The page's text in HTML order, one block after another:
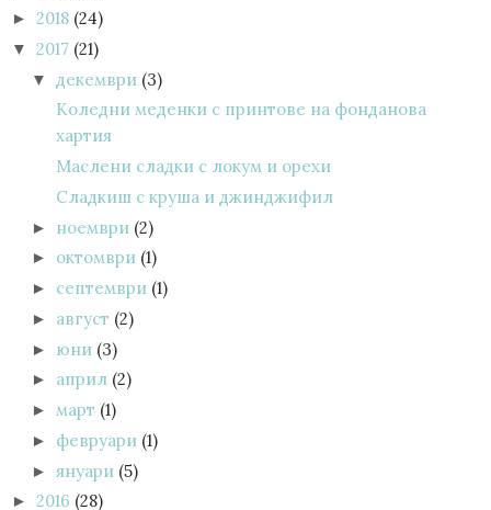
► 2018 (24)
▼ 2017 (21)
▼ декември (3)
Коледни меденки с принтове на фонданова
хартия
Маслени сладки с локум и орехи
Сладкиш с круша и джинджифил
► ноември (2)
► октомври (1)
► септември (1)
► август (2)
► юни (3)
► април (2)
► март (1)
► февруари (1)
► януари (5)
► 2016 (28)